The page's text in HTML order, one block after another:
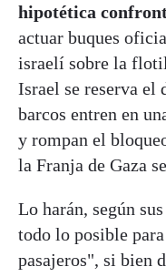
hipotética
actuar buques
israelí sobre la
Israel se reserva el
barcos entren en
y rompan el
la Franja de Gaza
Lo harán, según
todo lo posible
pasajeros", si bien